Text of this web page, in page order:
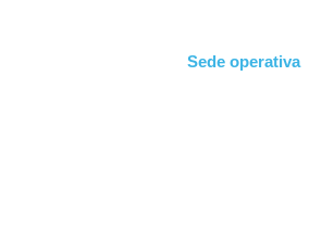
Sede operativa